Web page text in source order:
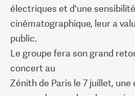
électriques et d'une
cinématographique, leur a
public.
Le groupe fera son grand
concert au
Zénith de Paris le 7 juillet,